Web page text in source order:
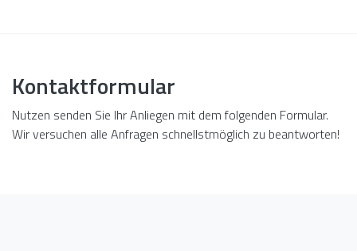
Kontaktformular
Nutzen senden Sie Ihr Anliegen mit dem folgenden Formular.
Wir versuchen alle Anfragen schnellstmöglich zu beantworten!